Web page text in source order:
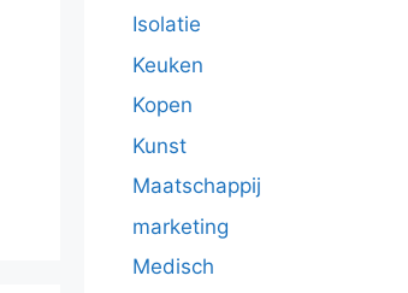
Isolatie
Keuken
Kopen
Kunst
Maatschappij
marketing
Medisch